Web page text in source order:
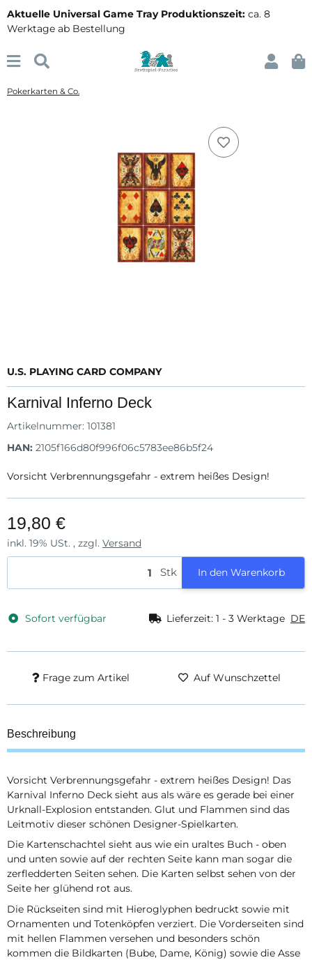
Aktuelle Universal Game Tray Produktionszeit: ca. 8
Werktage ab Bestellung
Pokerkarten & Co.
U.S. PLAYING CARD COMPANY
Karnival Inferno Deck
Artikelnummer: 101381
HAN: 2105f166d80f996f06c5783ee86b5f24
Vorsicht Verbrennungsgefahr - extrem heißes Design!
19,80 €
inkl. 19% USt. , zzgl. Versand
Stk In den Warenkorb
Sofort verfügbar Lieferzeit: 1 - 3 Werktage DE
Frage zum Artikel Auf Wunschzettel
Beschreibung
Vorsicht Verbrennungsgefahr - extrem heißes Design! Das
Karnival Inferno Deck sieht aus als wäre es gerade bei einer
Urknall-Explosion entstanden. Glut und Flammen sind das
Leitmotiv dieser schönen Designer-Spielkarten.
Die Kartenschachtel sieht aus wie ein uraltes Buch - oben
und unten sowie auf der rechten Seite kann man sogar die
zerfledderten Seiten sehen. Die Karten selbst sehen von der
Seite her glühend rot aus.
Die Rückseiten sind mit Hieroglyphen bedruckt sowie mit
Ornamenten und Totenköpfen verziert. Die Vorderseiten sind
mit hellen Flammen versehen und besonders schön
kommen die Bildkarten (Bube, Dame, König) sowie die Asse